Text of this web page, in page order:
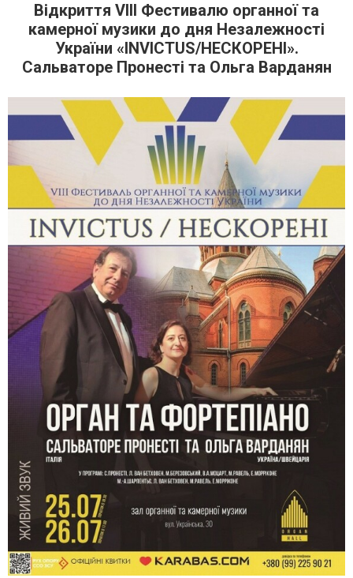
Відкриття VIIІ Фестивалю органної та
камерної музики до дня Незалежності
України «INVICTUS/НЕСКОРЕНІ».
Сальваторе Пронесті та Ольга Варданян